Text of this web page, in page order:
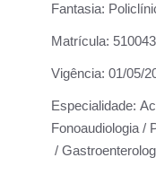
Fantasia:
Matrícula:
Vigência: 01/05/
Especialidade:
Fonoaudiologia /
/